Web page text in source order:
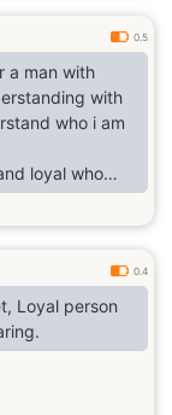
0.5
a man with
with
who i am
loyal who
me.
0.4
Loyal person